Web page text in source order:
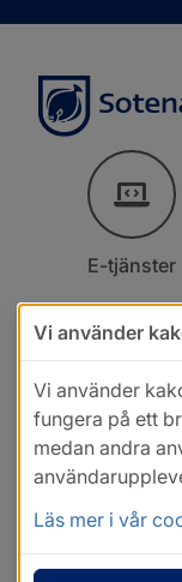
E-tjänster
Vi använder
Vi använder
fungera på ett
medan andra
Läs mer i vår